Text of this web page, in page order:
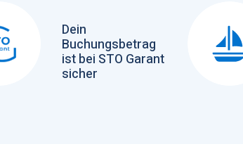
Dein
Buchungsbetrag
ist bei STO Garant
sicher